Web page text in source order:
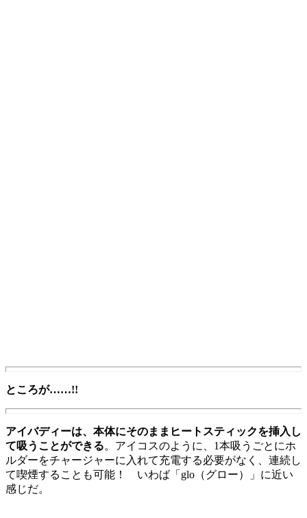
ところが……!!
アイバディーは、本体にそのままヒートスティックを挿入し
て吸うことができる。アイコスのように、1本吸うごとにホ
ルダーをチャージャーに入れて充電する必要がなく、連続し
て喫煙することも可能！ いわば「glo（グロー）」に近い
感じだ。